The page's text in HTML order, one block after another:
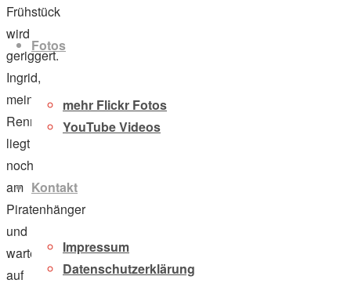
Fotos
mehr Flickr Fotos
YouTube Videos
Kontakt
Impressum
Datenschutzerklärung
Frühstück
wird
geriggert.
Ingrid,
mein
Renneiner,
liegt
noch
am
Piratenhänger
und
wartet
auf